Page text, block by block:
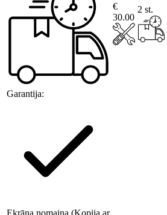
Garantija:
€
30.00
2 st.
Ekrāna nomaiņa (Kopija ar